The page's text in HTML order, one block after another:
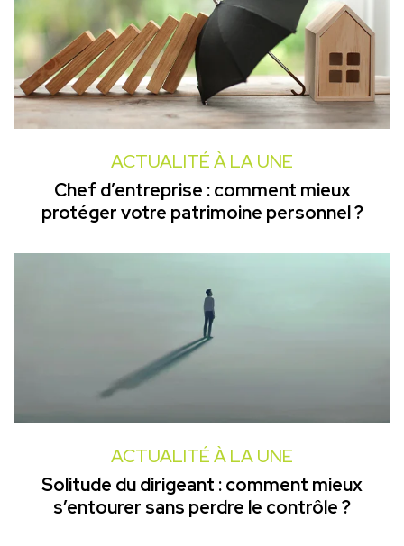
ACTUALITÉ À LA UNE
Chef d’entreprise : comment mieux
protéger votre patrimoine personnel ?
ACTUALITÉ À LA UNE
Solitude du dirigeant : comment mieux
s’entourer sans perdre le contrôle ?